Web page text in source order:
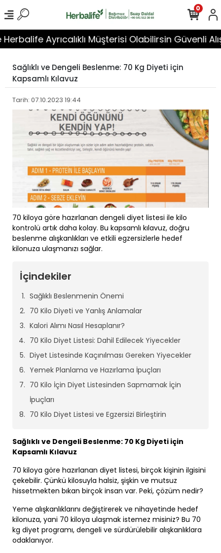
Ayrıcalıklı Müşterisi Olabilirsin Güvenli
0
Sağlıklı ve Dengeli Beslenme: 70 Kg Diyeti için
Kapsamlı Kılavuz
Tarih: 07.10.2023 19:44
70 kiloya göre hazırlanan dengeli diyet listesi ile kilo
kontrolü artık daha kolay. Bu kapsamlı kılavuz, doğru
beslenme alışkanlıkları ve etkili egzersizlerle hedef
kilonuza ulaşmanızı sağlar.
İçindekiler
Sağlıklı Beslenmenin Önemi
70 Kilo Diyeti ve Yanlış Anlamalar
Kalori Alımı Nasıl Hesaplanır?
70 Kilo Diyet Listesi: Dahil Edilecek Yiyecekler
Diyet Listesinde Kaçınılması Gereken Yiyecekler
Yemek Planlama ve Hazırlama İpuçları
70 Kilo İçin Diyet Listesinden Sapmamak İçin
İpuçları
70 Kilo Diyet Listesi ve Egzersizi Birleştirin
Sağlıklı ve Dengeli Beslenme: 70 Kg Diyeti için
Kapsamlı Kılavuz
70 kiloya göre hazırlanan diyet listesi, birçok kişinin ilgisini
çekebilir. Çünkü kilosuyla halsiz, şişkin ve mutsuz
hissetmekten bıkan birçok insan var. Peki, çözüm nedir?
Yeme alışkanlıklarını değiştirerek ve nihayetinde hedef
kilonuza, yani 70 kiloya ulaşmak istemez misiniz? Bu 70
kg diyet programı, dengeli ve sürdürülebilir alışkanlıklara
odaklanıyor.